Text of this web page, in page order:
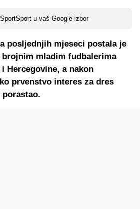
u vaš Google izbor
posljednjih mjeseci postala je
mladim fudbalerima
Hercegovine, a nakon
prvenstvo interes za dres
porastao.